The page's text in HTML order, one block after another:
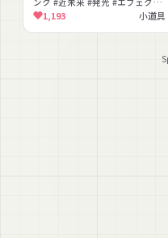
#PSD付き #クール #アニメーシ
ョン #エミッション
1,193 小道具